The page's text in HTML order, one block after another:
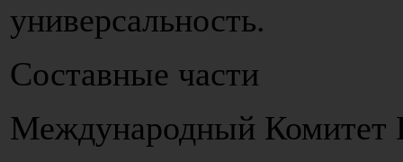
универсальность.
Составные части
Международный Комитет